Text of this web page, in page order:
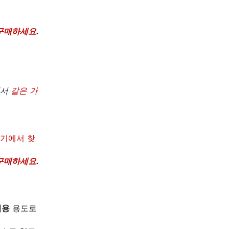
매하세요.
같은 가
에서 찾
매하세요.
용도로